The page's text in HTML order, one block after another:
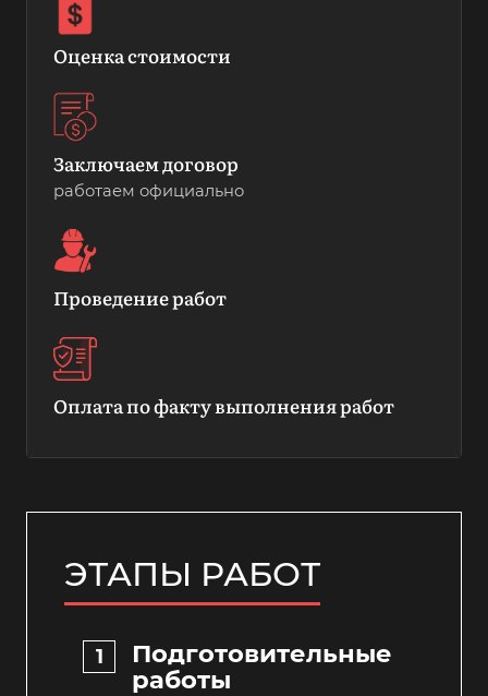
Оценка стоимости
Заключаем договор
работаем официально
Проведение работ
Оплата по факту выполнения работ
ЭТАПЫ РАБОТ
Подготовительные
работы